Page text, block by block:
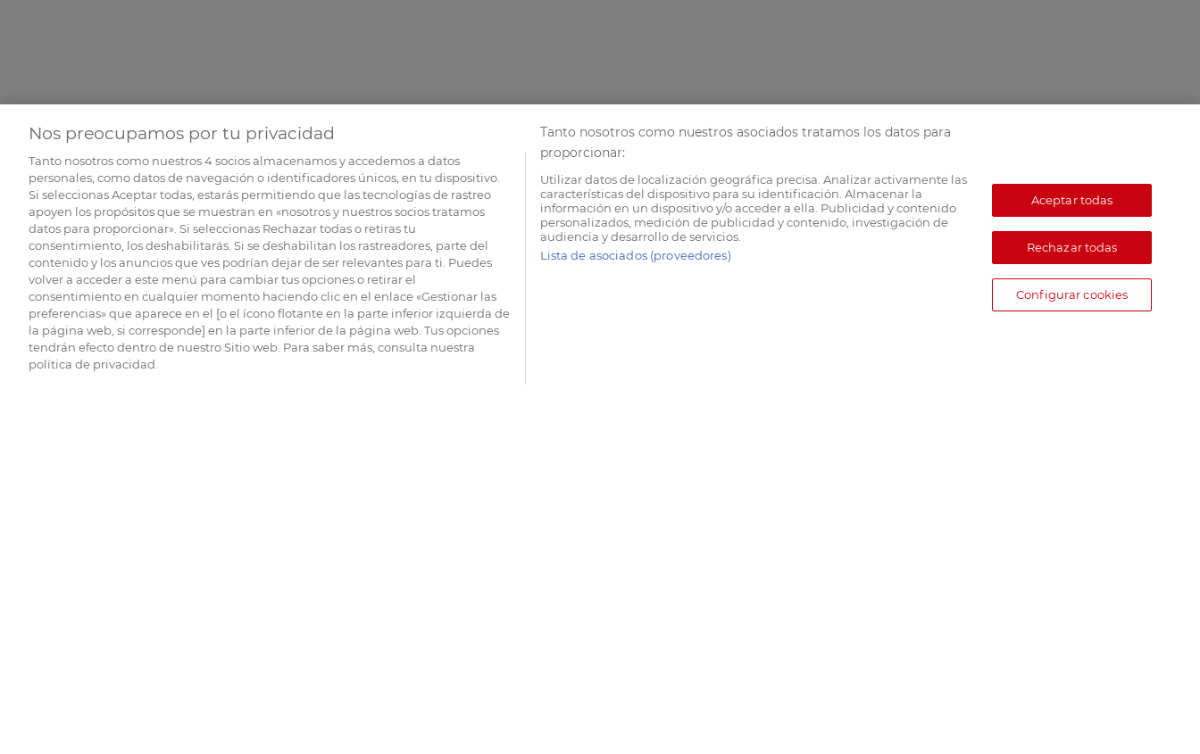
Nos preocupamos por tu privacidad
Tanto nosotros como nuestros4socios almacenamos y accedemos a datos
personales, como datos de navegación o identificadores únicos, en tu dispositivo.
Si seleccionas Aceptar todas, estarás permitiendo que las tecnologías de rastreo
apoyen los propósitos que se muestran en «nosotros y nuestros socios tratamos
datos para proporcionar». Si seleccionas Rechazar todas o retiras tu
consentimiento, los deshabilitarás. Si se deshabilitan los rastreadores, parte del
contenido y los anuncios que ves podrían dejar de ser relevantes para ti. Puedes
volver a acceder a este menú para cambiar tus opciones o retirar el
consentimiento en cualquier momento haciendo clic en el enlace «Gestionar las
preferencias» que aparece en el [o el ícono flotante en la parte inferior izquierda de
la página web, si corresponde] en la parte inferior de la página web. Tus opciones
tendrán efecto dentro de nuestro Sitio web. Para saber más, consulta nuestra
política de privacidad.
Tanto nosotros como nuestros asociados tratamos los datos para
proporcionar:
Utilizar datos de localización geográfica precisa. Analizar activamente las
características del dispositivo para su identificación. Almacenar la
información en un dispositivo y/o acceder a ella. Publicidad y contenido
personalizados, medición de publicidad y contenido, investigación de
audiencia y desarrollo de servicios.
Lista de asociados (proveedores)
Aceptar todas
Rechazar todas
Configurar cookies